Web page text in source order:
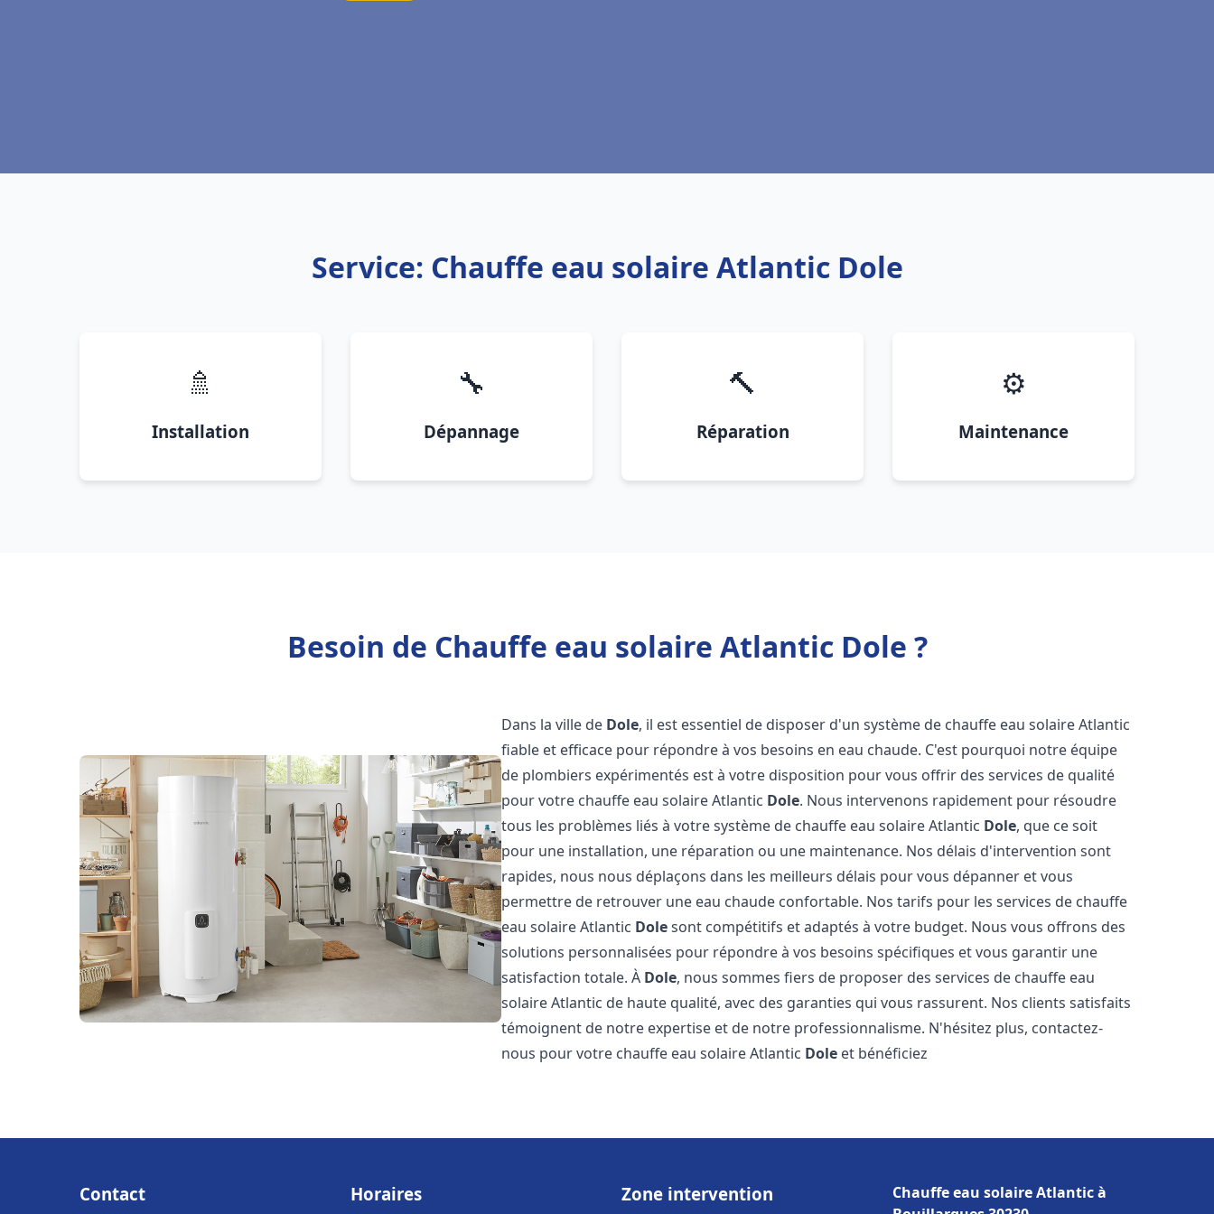
Service: Chauffe eau solaire Atlantic Dole
🚿
Installation
🔧
Dépannage
🔨
Réparation
⚙️
Maintenance
Besoin de Chauffe eau solaire Atlantic Dole ?
Dans la ville de Dole, il est essentiel de disposer d'un système de chauffe eau solaire Atlantic
fiable et efficace pour répondre à vos besoins en eau chaude. C'est pourquoi notre équipe
de plombiers expérimentés est à votre disposition pour vous offrir des services de qualité
pour votre chauffe eau solaire Atlantic Dole. Nous intervenons rapidement pour résoudre
tous les problèmes liés à votre système de chauffe eau solaire Atlantic Dole, que ce soit
pour une installation, une réparation ou une maintenance. Nos délais d'intervention sont
rapides, nous nous déplaçons dans les meilleurs délais pour vous dépanner et vous
permettre de retrouver une eau chaude confortable. Nos tarifs pour les services de chauffe
eau solaire Atlantic Dolesont compétitifs et adaptés à votre budget. Nous vous offrons des
solutions personnalisées pour répondre à vos besoins spécifiques et vous garantir une
satisfaction totale. À Dole, nous sommes fiers de proposer des services de chauffe eau
solaire Atlantic de haute qualité, avec des garanties qui vous rassurent. Nos clients satisfaits
témoignent de notre expertise et de notre professionnalisme. N'hésitez plus, contactez-
nous pour votre chauffe eau solaire Atlantic Dole et bénéficiez
Contact Horaires Zone intervention
Chauffe eau solaire Atlantic à